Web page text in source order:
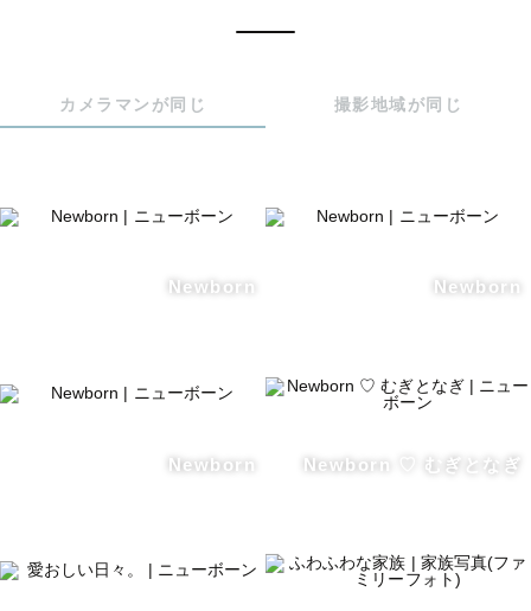
うちの子かわいい..！と抱きしめたくなる
その時その瞬間のかわいいと愛しいが伝わるような写真を
『大好きなうちの子と一緒にいる”今”を残しませんか？』
人間より駆け足で生きていくペットたちと一緒に過ごす時
その子のかわいい姿はもちろん、大切なペットと飼い主様
カメラマンが同じ 撮影地域が同じ
Newborn Newborn
Newborn Newborn ♡ むぎとなぎ